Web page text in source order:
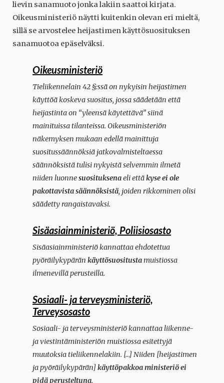
lievin sanamuoto jonka lakiin saattoi kirjata.
Oikeusministeriö näytti kuitenkin olevan eri mieltä,
sillä se arvostelee heijastimen käyttösuosituksen
sanamuotoa epäselväksi.
Oikeusministeriö
Tieliikennelain 42 §:ssä on nykyisin heijastimen
käyttöä koskeva suositus, jossa säädetään että
heijastinta on “yleensä käytettävä” siinä
mainituissa tilanteissa. Oikeusministeriön
näkemyksen mukaan edellä mainittuja
suositussäännöksiä jatkovalmisteltaessa
säännöksistä tulisi nykyistä selvemmin ilmetä
niiden luonnesuosituksenaeli ettäkyse ei ole
pakottavista säännöksistä, joiden rikkominen olisi
säädetty rangaistavaksi.
Sisäasiainministeriö, Poliisiosasto
Sisäasiainministeriö kannattaa ehdotettua
pyöräilykypärän käyttösuositustamuistiossa
ilmenevillä perusteilla.
Sosiaali- ja terveysministeriö,
Terveysosasto
Sosiaali- ja terveysministeriö kannattaa liikenne-
ja viestintäministeriön muistiossa esitettyjä
muutoksia tieliikennelakiin. […] Niiden [heijastimen
ja pyöräilykypärän]käyttöpakkoa ministeriö ei
pidä perusteltuna.